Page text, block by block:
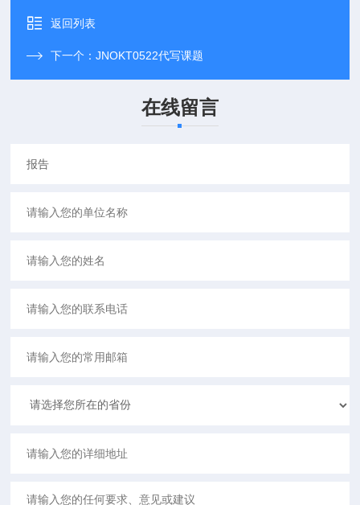
返回列表
下一个：JNOKT0522代写课题
在线留言